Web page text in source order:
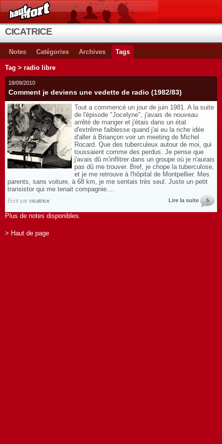
CICATRICE
Notes Catégories Archives Tags
Tag > radio libre
18/09/2010
Comment je deviens une vedette de radio (1982/83)
Tout a commencé un jour de juin 1981. A la suite
de l'épisode "Jocelyne", j'avais de nouveau
arrêté de manger et j'étais dans un état
d'extrême faiblesse quand j'ai eu la riche idée
d'aller à Briançon voir un meeting de Michel
Rocard. Que des tuberculeux autour de moi, qui
toussaient comme des perdus. Je pense que
j'avais dû m'inflitrer dans un groupe où je n'aurais
pas dû me trouver. Bref, je chope la tuberculose,
et je me retrouve à l'hôpital de Montpellier. Mes
parents, sans voiture, à 68 km, je me sentais très seul. Juste un petit
transistor qui me tenait compagnie....
Écrit par cicatrice Lire la suite 5
Plus de notes disponibles.
> Haut de page